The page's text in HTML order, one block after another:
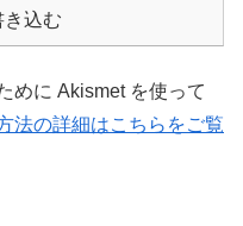
き込む
めに Akismet を使って
法の詳細はこちらをご覧